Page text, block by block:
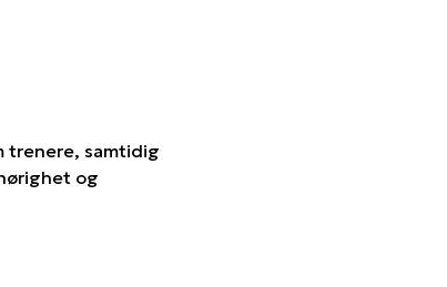
trenere, samtidig
og